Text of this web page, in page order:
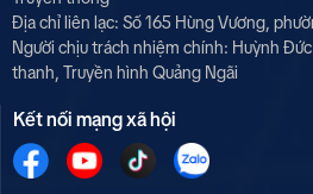
đăng ký khai
Địa chỉ liên lạc: Số 165 Hùng Vương,
Người chịu trách nhiệm chính: Huỳnh
thanh, Truyền hình Quảng Ngãi
Kết nối mạng xã hội